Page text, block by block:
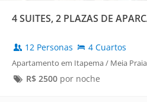
4 SUITES, 2 PLAZAS DE
12 Personas 4 Cuartos
Apartamento em Itapema / Meia Praia
R$ 2500por noche